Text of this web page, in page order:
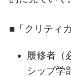
■「クリティ
履修者（
シップ学